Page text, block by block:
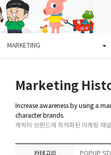
MARKETING
Marketing
Increase awareness by using a
character brands.
캐릭터 브랜드에 최적화된 마케팅 채